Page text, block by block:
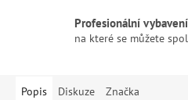
Profesionální vybavení
na které se můžete
Popis Diskuze Značka